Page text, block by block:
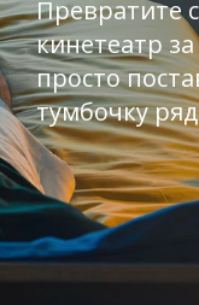
Превратите
кинетеатр
просто
тумбочку